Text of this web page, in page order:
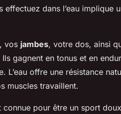
effectuez dans l’eau implique
, vos jambes, votre dos, ainsi
gagnent en tonus et en
L’eau offre une résistance
muscles travaillent.
connue pour être un sport